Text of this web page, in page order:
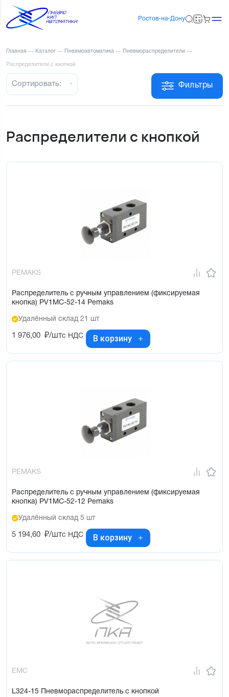
Ростов-на-Дону
Главная — Каталог — Пневмоавтоматика — Пневмораспределители —
Распределители с кнопкой
Фильтры
Сортировать:
Распределители с кнопкой
PEMAKS
Распределитель с ручным управлением (фиксируемая
кнопка) PV1MC-52-14 Pemaks
Удалённый склад 21 шт
1 976,00 ₽/штс НДС В корзину
PEMAKS
Распределитель с ручным управлением (фиксируемая
кнопка) PV1MC-52-12 Pemaks
Удалённый склад 5 шт
5 194,60 ₽/штс НДС В корзину
EMC
L324-15 Пневмораспределитель с кнопкой